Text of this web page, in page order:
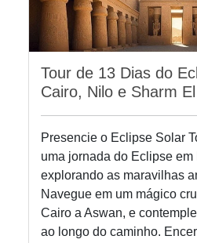
Tour de 13 Dias do
Cairo, Nilo e Sharm
Presencie o Eclipse Solar
uma jornada do Eclipse em
explorando as maravilhas
Navegue em um mágico
Cairo a Aswan, e
ao longo do caminho.